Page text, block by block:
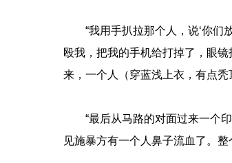
“我用手扒拉那个人，说‘你们
殴我，把我的手机给打掉了，眼
来，一个人（穿蓝浅上衣，有点秃
“最后从马路的对面过来一个
见施暴方有一个人鼻子流血了。